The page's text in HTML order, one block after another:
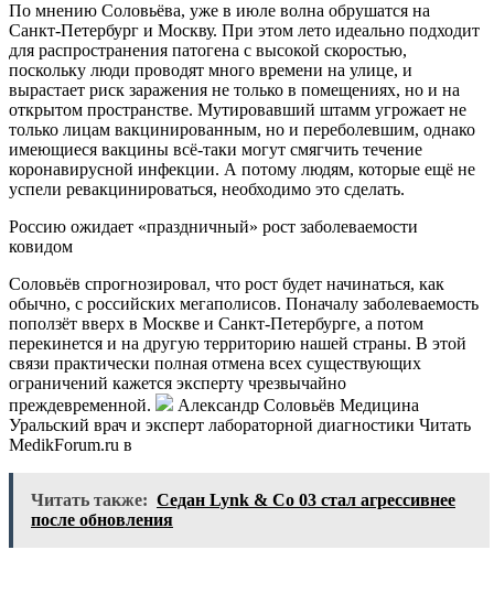
По мнению Соловьёва, уже в июле волна обрушатся на
Санкт-Петербург и Москву. При этом лето идеально подходит
для распространения патогена с высокой скоростью,
поскольку люди проводят много времени на улице, и
вырастает риск заражения не только в помещениях, но и на
открытом пространстве. Мутировавший штамм угрожает не
только лицам вакцинированным, но и переболевшим, однако
имеющиеся вакцины всё-таки могут смягчить течение
коронавирусной инфекции. А потому людям, которые ещё не
успели ревакцинироваться, необходимо это сделать.
Россию ожидает «праздничный» рост заболеваемости
ковидом
Соловьёв спрогнозировал, что рост будет начинаться, как
обычно, с российских мегаполисов. Поначалу заболеваемость
поползёт вверх в Москве и Санкт-Петербурге, а потом
перекинется и на другую территорию нашей страны. В этой
связи практически полная отмена всех существующих
ограничений кажется эксперту чрезвычайно
преждевременной.
Александр Соловьёв Медицина
Уральский врач и эксперт лабораторной диагностики Читать
MedikForum.ru в
Читать также: Седан Lynk & Co 03 стал агрессивнее
после обновления